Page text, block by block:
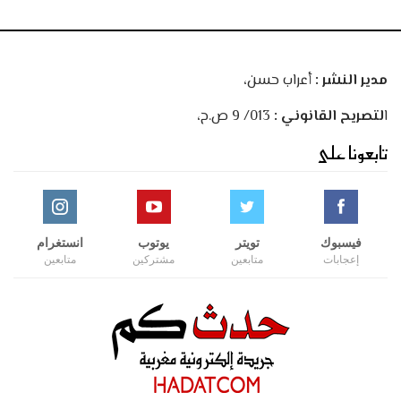
مدير النشر :أعراب حسن،
التصريح القانوني :
تابعونا على
فيسبوك
إعجابات
تويتر
متابعين
يوتوب
مشتركين
انستغرام
متابعين